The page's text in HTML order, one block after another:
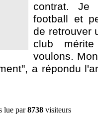
contrat. Je
football et
de retrouver
club
voulons.
a répondu
lue par8738 visiteurs